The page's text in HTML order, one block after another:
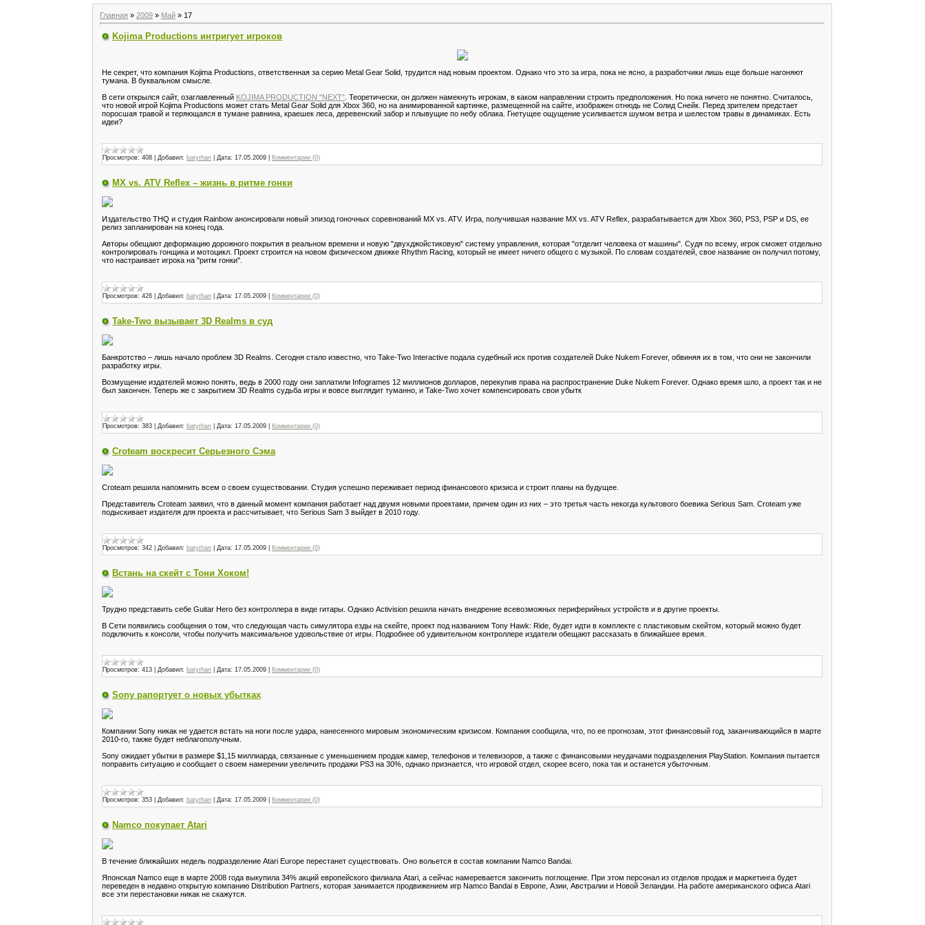
Главная » 2009 » Май » 17
Kojima Productions интригует игроков
Не секрет, что компания Kojima Productions, ответственная за серию Metal Gear Solid, трудится над новым проектом. Однако что это за игра, пока не ясно, а разработчики лишь еще больше нагоняют
тумана. В буквальном смысле.
В сети открылся сайт, озаглавленный KOJIMA PRODUCTION "NEXT" . Теоретически, он должен намекнуть игрокам, в каком направлении строить предположения. Но пока ничего не понятно. Считалось,
что новой игрой Kojima Productions может стать Metal Gear Solid для Xbox 360, но на анимированной картинке, размещенной на сайте, изображен отнюдь не Солид Снейк. Перед зрителем предстает
поросшая травой и теряющаяся в тумане равнина, краешек леса, деревенский забор и плывущие по небу облака. Гнетущее ощущение усиливается шумом ветра и шелестом травы в динамиках. Есть
идеи?
Просмотров: 408 Добавил: batyrhan Дата: 17.05.2009 Комментарии (0)
MX vs. ATV Reflex – жизнь в ритме гонки
Издательство THQ и студия Rainbow анонсировали новый эпизод гоночных соревнований MX vs. ATV. Игра, получившая название MX vs. ATV Reflex, разрабатывается для Xbox 360, PS3, PSP и DS, ее
релиз запланирован на конец года.
Авторы обещают деформацию дорожного покрытия в реальном времени и новую "двухджойстиковую" систему управления, которая "отделит человека от машины". Судя по всему, игрок сможет отдельно
контролировать гонщика и мотоцикл. Проект строится на новом физическом движке Rhythm Racing, который не имеет ничего общего с музыкой. По словам создателей, свое название он получил потому,
что настраивает игрока на "ритм гонки".
Просмотров: 426 Добавил: batyrhan Дата: 17.05.2009 Комментарии (0)
Take-Two вызывает 3D Realms в суд
Банкротство – лишь начало проблем 3D Realms. Сегодня стало известно, что Take-Two Interactive подала судебный иск против создателей Duke Nukem Forever, обвиняя их в том, что они не закончили
разработку игры.
Возмущение издателей можно понять, ведь в 2000 году они заплатили Infogrames 12 миллионов долларов, перекупив права на распространение Duke Nukem Forever. Однако время шло, а проект так и не
был закончен. Теперь же с закрытием 3D Realms судьба игры и вовсе выглядит туманно, и Take-Two хочет компенсировать свои убытк
Просмотров: 383 Добавил: batyrhan Дата: 17.05.2009 Комментарии (0)
Croteam воскресит Серьезного Сэма
Croteam решила напомнить всем о своем существовании. Студия успешно переживает период финансового кризиса и строит планы на будущее.
Представитель Croteam заявил, что в данный момент компания работает над двумя новыми проектами, причем один из них – это третья часть некогда культового боевика Serious Sam. Croteam уже
подыскивает издателя для проекта и рассчитывает, что Serious Sam 3 выйдет в 2010 году.
Просмотров: 342 Добавил: batyrhan Дата: 17.05.2009 Комментарии (0)
Встань на скейт с Тони Хоком!
Трудно представить себе Guitar Hero без контроллера в виде гитары. Однако Activision решила начать внедрение всевозможных периферийных устройств и в другие проекты.
В Сети появились сообщения о том, что следующая часть симулятора езды на скейте, проект под названием Tony Hawk: Ride, будет идти в комплекте с пластиковым скейтом, который можно будет
подключить к консоли, чтобы получить максимальное удовольствие от игры. Подробнее об удивительном контроллере издатели обещают рассказать в ближайшее время.
Просмотров: 413 Добавил: batyrhan Дата: 17.05.2009 Комментарии (0)
Sony рапортует о новых убытках
Компании Sony никак не удается встать на ноги после удара, нанесенного мировым экономическим кризисом. Компания сообщила, что, по ее прогнозам, этот финансовый год, заканчивающийся в марте
2010-го, также будет неблагополучным.
Sony ожидает убытки в размере $1,15 миллиарда, связанные с уменьшением продаж камер, телефонов и телевизоров, а также с финансовыми неудачами подразделения PlayStation. Компания пытается
поправить ситуацию и сообщает о своем намерении увеличить продажи PS3 на 30%, однако признается, что игровой отдел, скорее всего, пока так и останется убыточным.
Просмотров: 353 Добавил: batyrhan Дата: 17.05.2009 Комментарии (0)
Namco покупает Atari
В течение ближайших недель подразделение Atari Europe перестанет существовать. Оно вольется в состав компании Namco Bandai.
Японская Namco еще в марте 2008 года выкупила 34% акций европейского филиала Atari, а сейчас намеревается закончить поглощение. При этом персонал из отделов продаж и маркетинга будет
переведен в недавно открытую компанию Distribution Partners, которая занимается продвижением игр Namco Bandai в Европе, Азии, Австралии и Новой Зеландии. На работе американского офиса Atari
все эти перестановки никак не скажутся.